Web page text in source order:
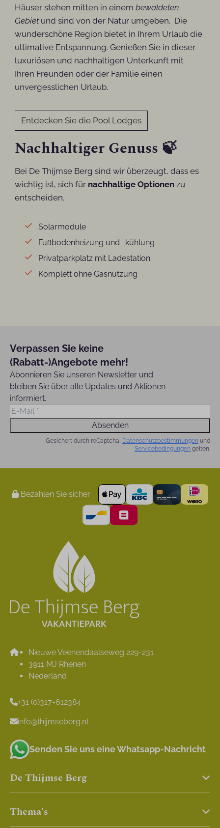
Häuser stehen mitten in einembewaldeten
Gebietund sind von der Natur umgeben. Die
wunderschöne Region bietet in Ihrem Urlaub die
ultimative Entspannung. Genießen Sie in dieser
luxuriösen und nachhaltigen Unterkunft mit
Ihren Freunden oder der Familie einen
unvergesslichen Urlaub.
Entdecken Sie die Pool Lodges
Nachhaltiger Genuss 🍃
Bei De Thijmse Berg sind wir überzeugt, dass es
wichtig ist, sich für nachhaltige Optionen zu
entscheiden.
Solarmodule
Fußbodenheizung und -kühlung
Privatparkplatz mit Ladestation
Komplett ohne Gasnutzung
Verpassen Sie keine
(Rabatt-)Angebote mehr!
Abonnieren Sie unseren Newsletter und
bleiben Sie über alle Updates und Aktionen
informiert.
Absenden
Gesichert durch reCaptcha, Datenschutzbestimmungen und
Servicebedingungen gelten.
Bezahlen Sie sicher
Nieuwe Veenendaalseweg 229-231
3911 MJ Rhenen
Nederland
+31 (0)317-612384
info@thijmseberg.nl
Senden Sie uns eine Whatsapp-Nachricht
De Thijmse Berg
Thema's